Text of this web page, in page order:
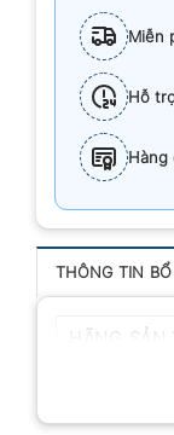
Miễn
Hỗ
Hàng
THÔNG TIN